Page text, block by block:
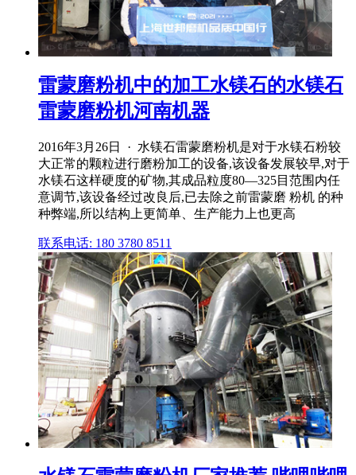
雷蒙磨粉机中的加工水镁石的水镁石
雷蒙磨粉机河南机器
2016年3月26日 · 水镁石雷蒙磨粉机是对于水镁石粉较
大正常的颗粒进行磨粉加工的设备,该设备发展较早,对于
水镁石这样硬度的矿物,其成品粒度80―325目范围内任
意调节,该设备经过改良后,已去除之前雷蒙磨 粉机 的种
种弊端,所以结构上更简单、生产能力上也更高
联系电话: 180 3780 8511